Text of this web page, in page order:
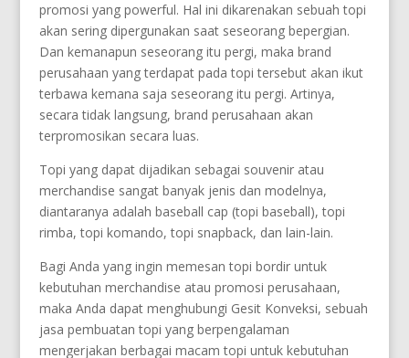
promosi yang powerful. Hal ini dikarenakan sebuah topi
akan sering dipergunakan saat seseorang bepergian.
Dan kemanapun seseorang itu pergi, maka brand
perusahaan yang terdapat pada topi tersebut akan ikut
terbawa kemana saja seseorang itu pergi. Artinya,
secara tidak langsung, brand perusahaan akan
terpromosikan secara luas.
Topi yang dapat dijadikan sebagai souvenir atau
merchandise sangat banyak jenis dan modelnya,
diantaranya adalah baseball cap (topi baseball), topi
rimba, topi komando, topi snapback, dan lain-lain.
Bagi Anda yang ingin memesan topi bordir untuk
kebutuhan merchandise atau promosi perusahaan,
maka Anda dapat menghubungi Gesit Konveksi, sebuah
jasa pembuatan topi yang berpengalaman
mengerjakan berbagai macam topi untuk kebutuhan